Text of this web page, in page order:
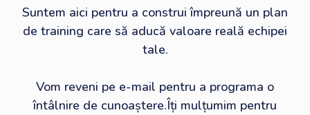
Suntem aici pentru a construi împreună un plan
de training care să aducă valoare reală echipei
tale.
​Vom reveni pe e-mail pentru a programa o
întâlnire de cunoaștere.​Îți mulțumim pentru